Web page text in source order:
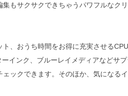
もサクサクできちゃうパワフルな
、おうち時間をお得に充実させる
インク、ブルーレイメディアなどサ
ックできます。そのほか、気にな